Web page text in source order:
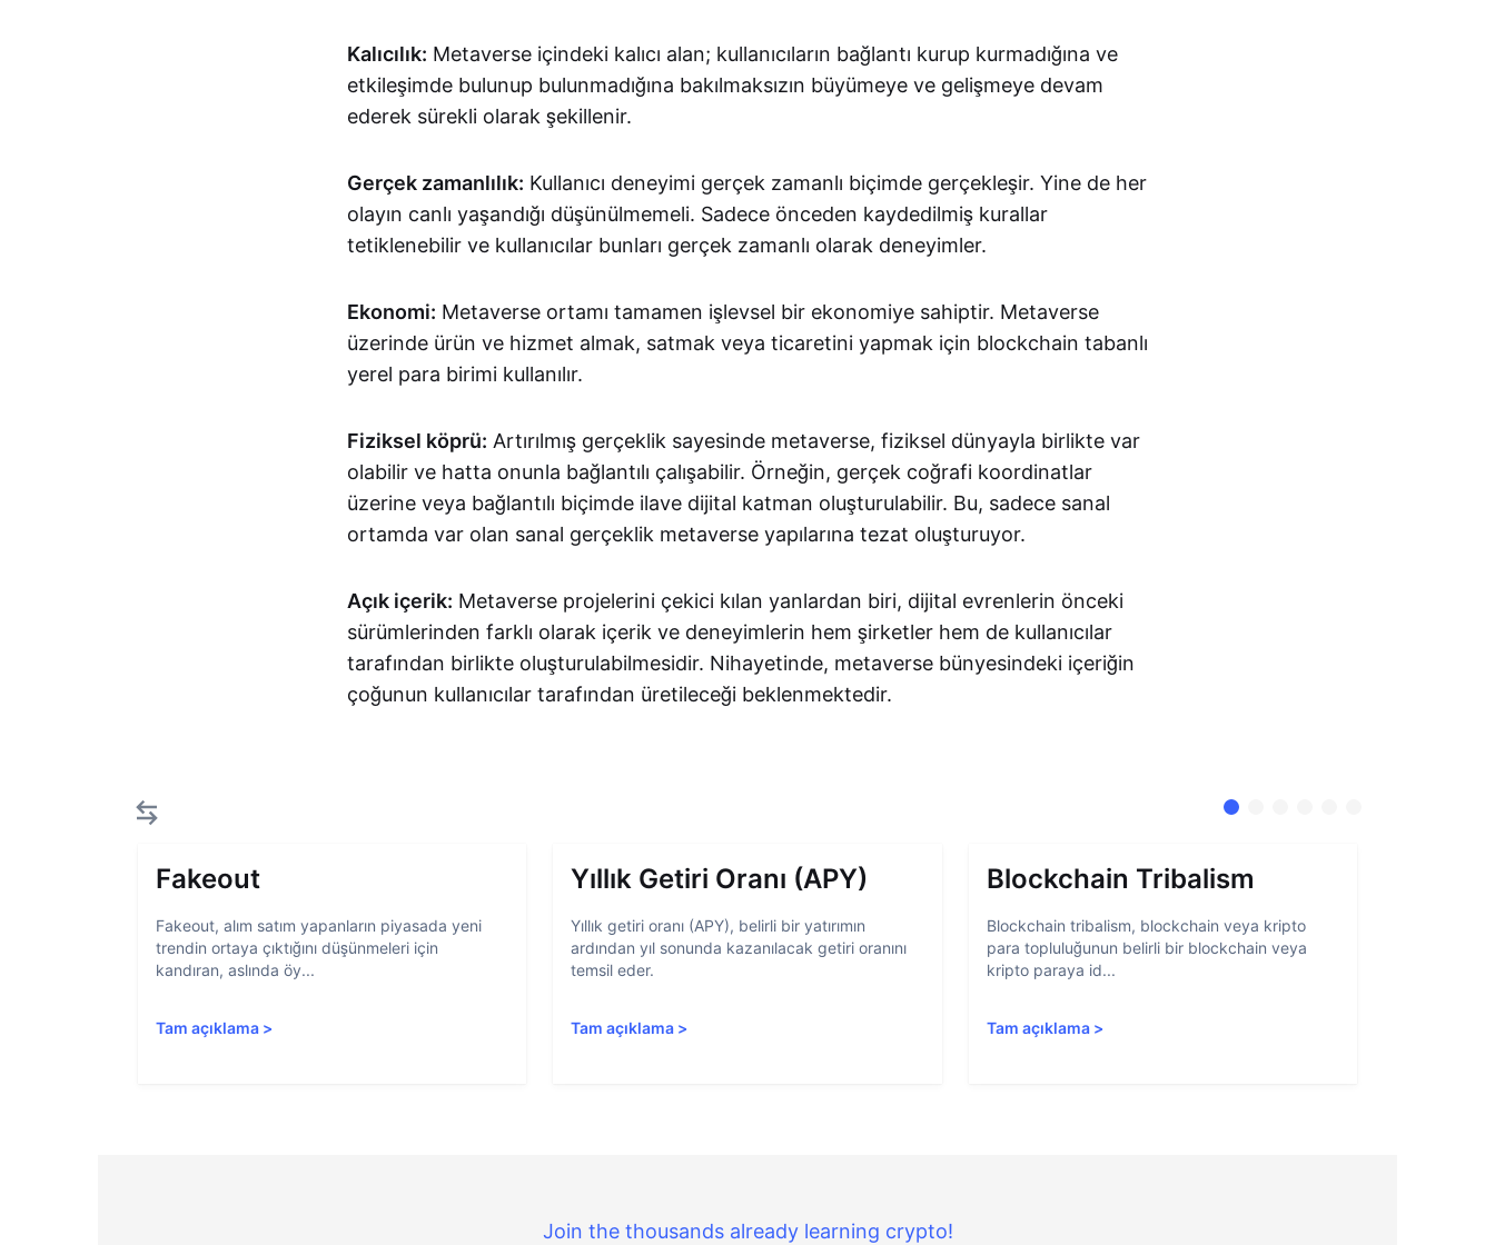
Kalıcılık: Metaverse içindeki kalıcı alan; kullanıcıların bağlantı kurup kurmadığına ve
etkileşimde bulunup bulunmadığına bakılmaksızın büyümeye ve gelişmeye devam
ederek sürekli olarak şekillenir.
Gerçek zamanlılık: Kullanıcı deneyimi gerçek zamanlı biçimde gerçekleşir. Yine de her
olayın canlı yaşandığı düşünülmemeli. Sadece önceden kaydedilmiş kurallar
tetiklenebilir ve kullanıcılar bunları gerçek zamanlı olarak deneyimler.
Ekonomi: Metaverse ortamı tamamen işlevsel bir ekonomiye sahiptir. Metaverse
üzerinde ürün ve hizmet almak, satmak veya ticaretini yapmak için blockchain tabanlı
yerel para birimi kullanılır.
Fiziksel köprü: Artırılmış gerçeklik sayesinde metaverse, fiziksel dünyayla birlikte var
olabilir ve hatta onunla bağlantılı çalışabilir. Örneğin, gerçek coğrafi koordinatlar
üzerine veya bağlantılı biçimde ilave dijital katman oluşturulabilir. Bu, sadece sanal
ortamda var olan sanal gerçeklik metaverse yapılarına tezat oluşturuyor.
Açık içerik: Metaverse projelerini çekici kılan yanlardan biri, dijital evrenlerin önceki
sürümlerinden farklı olarak içerik ve deneyimlerin hem şirketler hem de kullanıcılar
tarafından birlikte oluşturulabilmesidir. Nihayetinde, metaverse bünyesindeki içeriğin
çoğunun kullanıcılar tarafından üretileceği beklenmektedir.
Fakeout
Fakeout, alım satım yapanların piyasada yeni
trendin ortaya çıktığını düşünmeleri için
kandıran, aslında öy...
Tam açıklama >
Yıllık Getiri Oranı (APY)
Yıllık getiri oranı (APY), belirli bir yatırımın
ardından yıl sonunda kazanılacak getiri oranını
temsil eder.
Tam açıklama >
Blockchain Tribalism
Blockchain tribalism, blockchain veya kripto
para topluluğunun belirli bir blockchain veya
kripto paraya id...
Tam açıklama>
Join the thousands already learning crypto!